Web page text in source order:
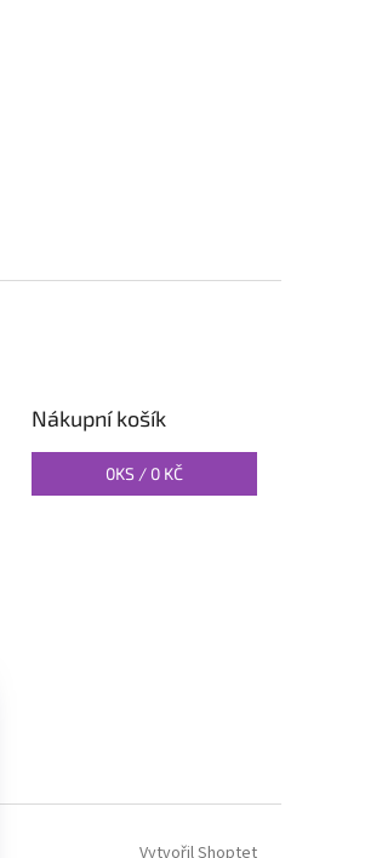
Nákupní košík
0KS / 0 KČ
Vytvořil Shoptet